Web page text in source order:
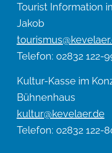
Tourist Information
Jakob
Telefon: 02832 122-
Kultur-Kasse im
Bühnenhaus
kultur@kevelaer.de
Telefon: 02832 122-